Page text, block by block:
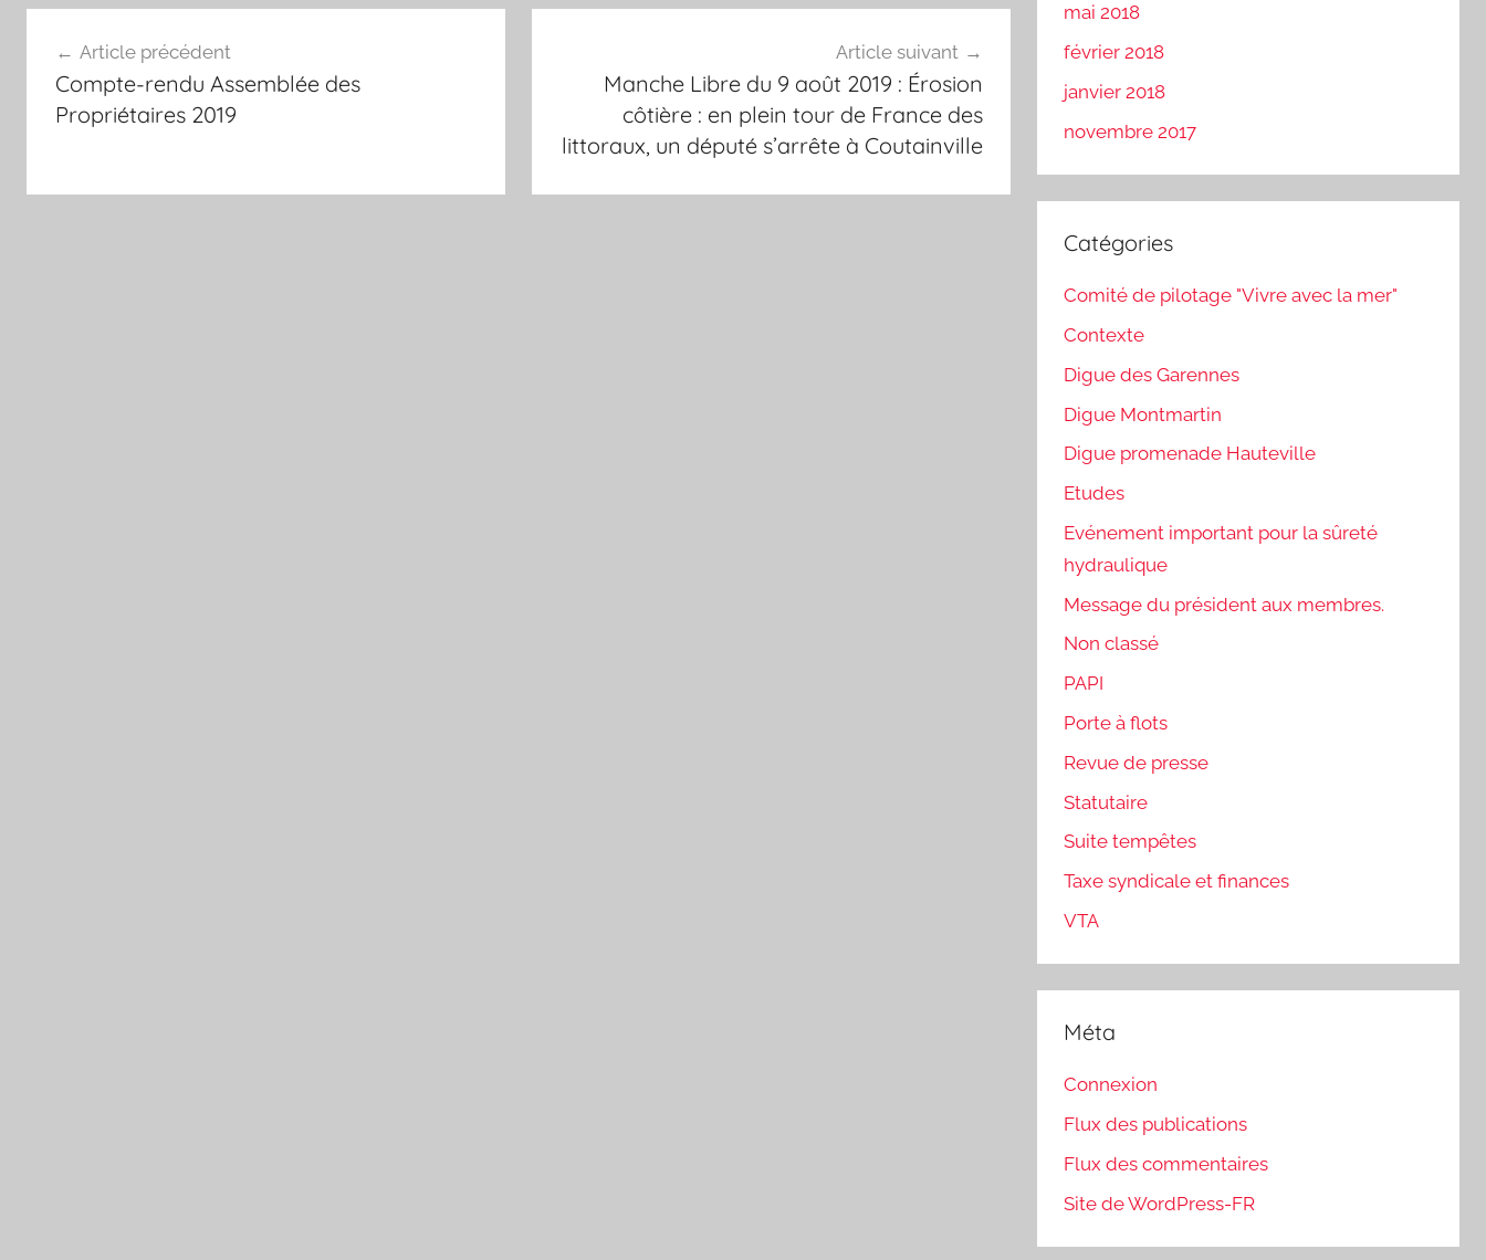
de
l’article
Article précédent
Compte-rendu Assemblée des
Propriétaires 2019
Article suivant
Manche Libre du 9 août 2019 : Érosion
côtière : en plein tour de France des
littoraux, un député s’arrête à Coutainville
mai 2018
février 2018
janvier 2018
novembre 2017
Catégories
Comité de pilotage "Vivre avec la mer"
Contexte
Digue des Garennes
Digue Montmartin
Digue promenade Hauteville
Etudes
Evénement important pour la sûreté
hydraulique
Message du président aux membres.
Non classé
PAPI
Porte à flots
Revue de presse
Statutaire
Suite tempêtes
Taxe syndicale et finances
VTA
Méta
Connexion
Flux des publications
Flux des commentaires
Site de WordPress-FR